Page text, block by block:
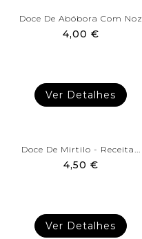
Doce De Abóbora Com Noz
4,00 €
Ver Detalhes
Doce De Mirtilo - Receita...
4,50 €
Ver Detalhes